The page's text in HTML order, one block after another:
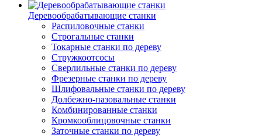
Деревообрабатывающие станки
Распиловочные станки
Строгальные станки
Токарные станки по дереву
Стружкоотсосы
Сверлильные станки по дереву
Фрезерные станки по дереву
Шлифовальные станки по дереву
Долбежно-пазовальные станки
Комбинированные станки
Кромкооблицовочные станки
Заточные станки по дереву